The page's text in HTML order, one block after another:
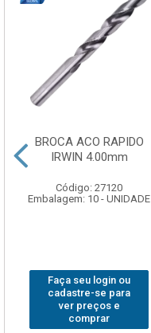
BROCA ACO RAPIDO
IRWIN 4.00mm
Código: 27120
Embalagem: 10 - UNIDADE
Faça seu login ou
cadastre-se para
ver preços e
comprar